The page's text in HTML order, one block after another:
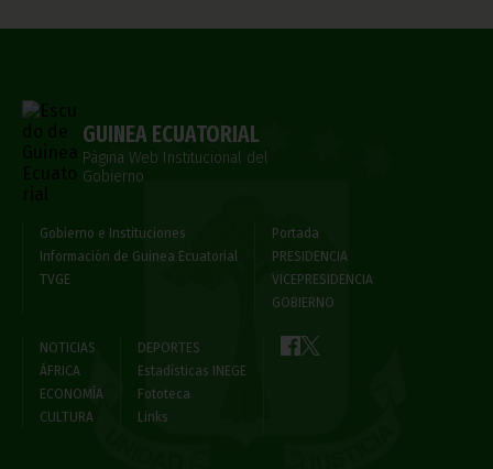
GUINEA ECUATORIAL
Página Web Institucional del
Gobierno
Gobierno e Instituciones
Información de Guinea Ecuatorial
TVGE
Portada
PRESIDENCIA
VICEPRESIDENCIA
GOBIERNO
NOTICIAS
ÁFRICA
ECONOMÍA
CULTURA
DEPORTES
Estadísticas INEGE
Fototeca
Links